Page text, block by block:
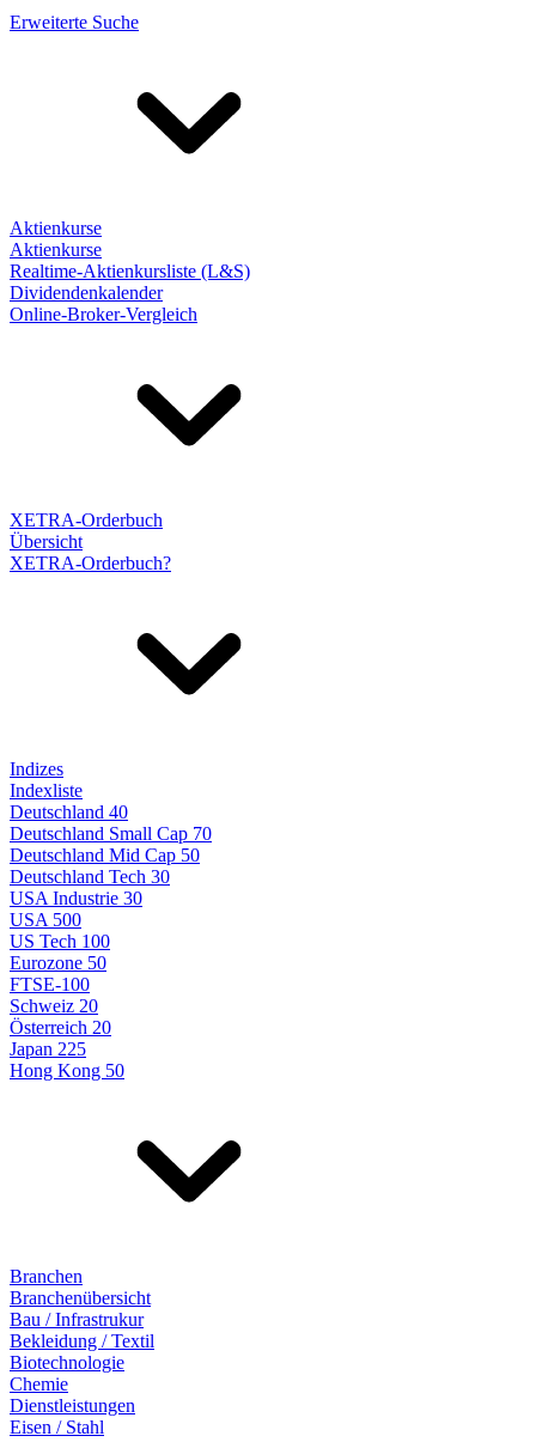
Erweiterte Suche
Aktienkurse
Aktienkurse
Realtime-Aktienkursliste (L&S)
Dividendenkalender
Online-Broker-Vergleich
XETRA-Orderbuch
Übersicht
XETRA-Orderbuch?
Indizes
Indexliste
Deutschland 40
Deutschland Small Cap 70
Deutschland Mid Cap 50
Deutschland Tech 30
USA Industrie 30
USA 500
US Tech 100
Eurozone 50
FTSE-100
Schweiz 20
Österreich 20
Japan 225
Hong Kong 50
Branchen
Branchenübersicht
Bau / Infrastrukur
Bekleidung / Textil
Biotechnologie
Chemie
Dienstleistungen
Eisen / Stahl